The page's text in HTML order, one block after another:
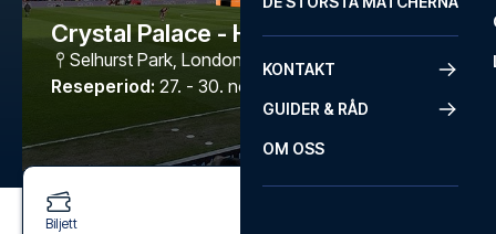
KONTAKT
GUIDER & RÅD
OM OSS
Crystal Palace - Hull City
Selhurst Park, London
Reseperiod: 27. - 30. nov. 2026
Biljett